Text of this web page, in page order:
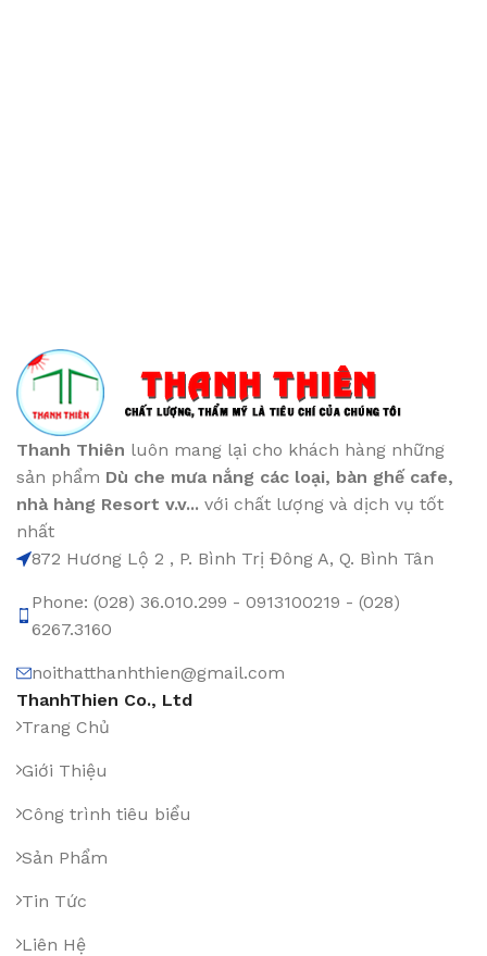
Thanh Thiên luôn mang lại cho khách hàng những
sản phẩm Dù che mưa nắng các loại, bàn ghế cafe,
nhà hàng Resort v.v... với chất lượng và dịch vụ tốt
nhất
872 Hương Lộ 2 , P. Bình Trị Đông A, Q. Bình Tân
Phone: (028) 36.010.299 - 0913100219 - (028)
6267.3160
noithatthanhthien@gmail.com
ThanhThien Co., Ltd
Trang Chủ
Giới Thiệu
Công trình tiêu biểu
Sản Phẩm
Tin Tức
Liên Hệ